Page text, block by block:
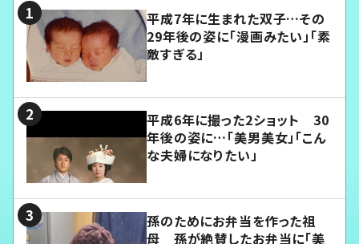
平成7年に生まれた双子…その
29年後の姿に「漫画みたい」「素
敵すぎる」
平成6年に撮った2ショット 30
年後の姿に…「美男美女」「こん
な夫婦になりたい」
孫のためにお弁当を作った祖
母 孫が絶賛したお弁当に「美